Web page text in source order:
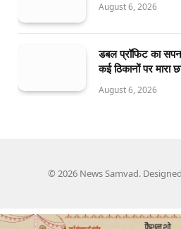
August 6, 2026
डबल प्रॉफिट का
कई ठिकानों पर मारा
August 6, 2026
© 2026 News Samvad.